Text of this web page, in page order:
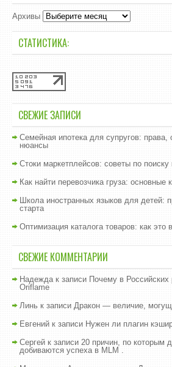
Архивы
СТАТИСТИКА:
СВЕЖИЕ ЗАПИСИ
Семейная ипотека для супругов: права,
нюансы
Стоки маркетплейсов: советы по поиску
Как найти перевозчика груза: основные
Школа иностранных языков для детей:
старта
Оптимизация каталога товаров: как это
СВЕЖИЕ КОММЕНТАРИИ
Надеждак записи Почему в Российских
Oriflame
Линь к записи Дракон — величие,
Евгений к записи Нужен ли плагин
Сергей к записи 20 причин, по которым
добиваются успеха в MLM .